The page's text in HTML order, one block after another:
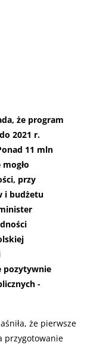
że program
2021 r.
11 mln
przy
i budżetu
pozytywnie
-
że pierwsze
przygotowanie